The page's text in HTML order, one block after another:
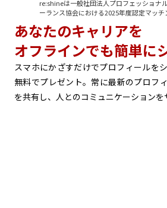
re:shineは一般社団法人プロフェッショナ
ーランス協会における2025年度認定マッチ
あなたのキャリアを
オフラインでも簡単に
スマホにかざすだけでプロフィールを
無料でプレゼント。常に最新のプロフ
を共有し、人とのコミュニケーションを